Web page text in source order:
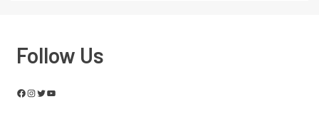
Follow Us